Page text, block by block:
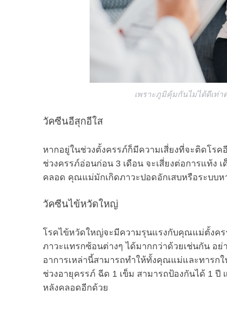
เพราะภูมิคุ้มกันไม่ได้ดีเท่
วัคซีนอีสุกอีใส
หากอยู่ในช่วงตั้งครรภ์ก็มีความเสี่ยงที่จะติดโร
ช่วงครรภ์อ่อนก่อน 3 เดือน จะเสี่ยงต่อการแท้ง
คลอด คุณแม่มักเกิดภาวะปอดอักเสบหรือระบบห
วัคซีนไข้หวัดใหญ่
โรคไข้หวัดใหญ่จะมีความรุนแรงกับคุณแม่ตั้งค
ภาวะแทรกซ้อนต่างๆ ได้มากกว่าด้วยเช่นกัน อย่
อาการเหล่านี้สามารถทำให้ทั้งคุณแม่และทารก
ช่วงอายุครรภ์ ฉีด 1 เข็ม สามารถป้องกันได้ 1
หลังคลอดอีกด้วย